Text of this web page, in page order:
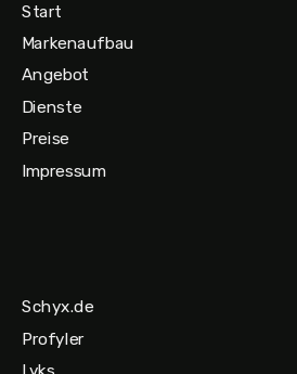
Start
Markenaufbau
Angebot
Dienste
Preise
Impressum
Schyx.de
Profyler